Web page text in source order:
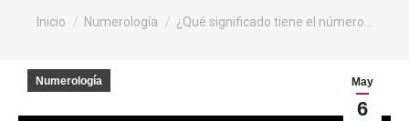
Estás aquí:
Inicio Numerología ¿Qué significado tiene el número…
May
6
Numerología